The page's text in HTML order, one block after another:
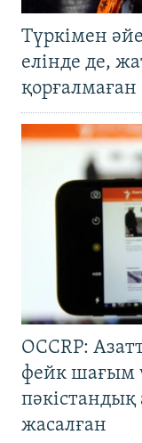
Түркімен
елінде де,
қорғалмаған
OCCRP:
фейк шағым
жасалған